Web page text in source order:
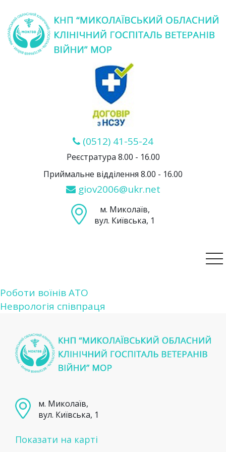
(0512) 41-55-24
Реєстратура 8.00 - 16.00
Приймальне відділення 8.00 - 16.00
giov2006@ukr.net
м. Миколаїв,
вул. Київська, 1
Навігація
записів
Роботи воїнів АТО
Неврологія співпраця
м. Миколаїв,
вул. Київська, 1
Показати на карті